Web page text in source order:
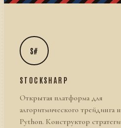
S#
STOCKSHARP
Открытая платформа для
алгоритмического трейдинга
Python. Конструктор